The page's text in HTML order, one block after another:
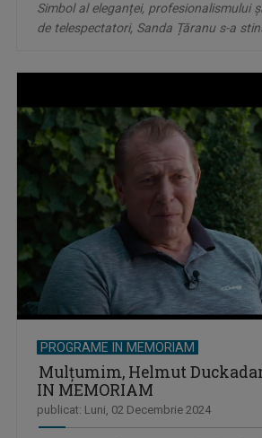
Simbol al eleganței, profesionalismului
de telespectatori, Sanda Țăranu s-a
PROGRAME IN MEMORIAM
Mulţumim, Helmut
IN MEMORIAM
publicat: Luni, 02 Decembrie 2024